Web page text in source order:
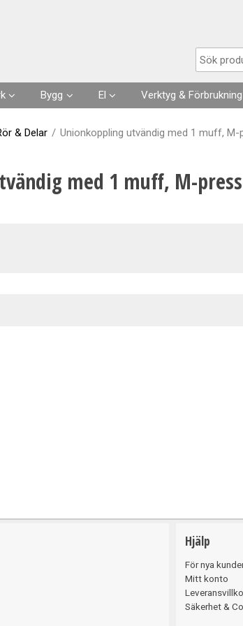
Bygg
Husgrunder
El
Kabel
Skarvsladdar, stickproppar
Verktyg & Förbrukning
Förbrukningsvaror
Kläder
& Delar / Unionkoppling utvändig med 1 muff,
med 1 muff, M-
Hjälp
För nya
Mitt konto
Säkerhet &